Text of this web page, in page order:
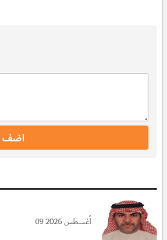
09 أغسطس 2026